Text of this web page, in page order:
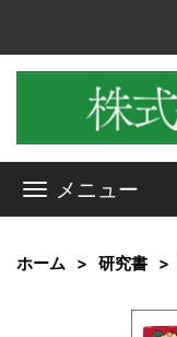
メニュー
ホーム 研究書